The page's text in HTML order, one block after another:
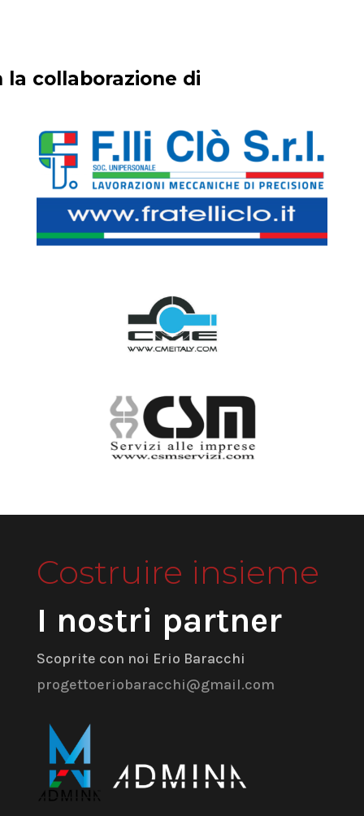
la collaborazione di
Costruire insieme
I nostri partner
Scoprite con noi Erio Baracchi
progettoeriobaracchi@gmail.com